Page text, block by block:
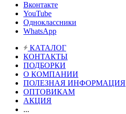
Вконтакте
YouTube
Одноклассники
WhatsApp
КАТАЛОГ
КОНТАКТЫ
ПОДБОРКИ
О КОМПАНИИ
ПОЛЕЗНАЯ ИНФОРМАЦИЯ
ОПТОВИКАМ
АКЦИЯ
...